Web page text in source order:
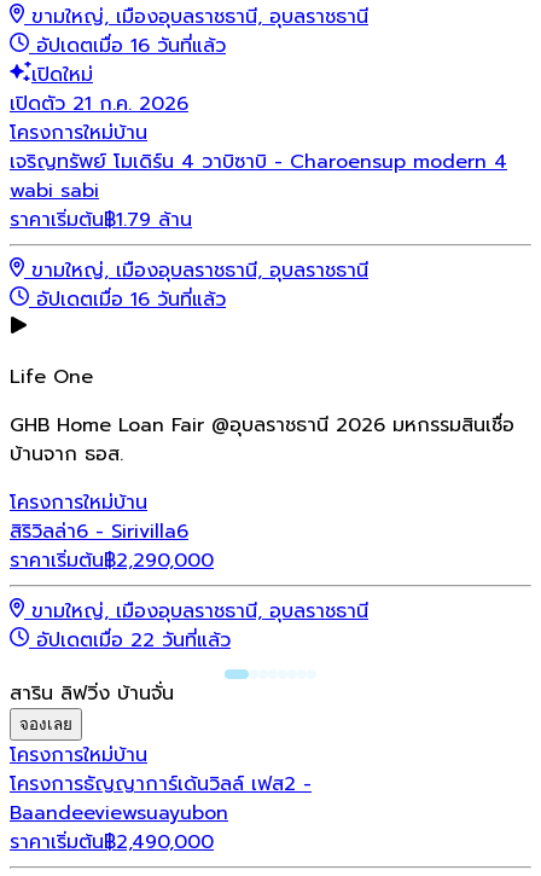
ขามใหญ่, เมืองอุบลราชธานี, อุบลราชธานี
อัปเดตเมื่อ 16 วันที่แล้ว
เปิดใหม่
เปิดตัว 21 ก.ค. 2026
โครงการใหม่บ้าน
เจริญทรัพย์ โมเดิร์น 4 วาบิซาบิ - Charoensup modern 4
wabi sabi
ราคาเริ่มต้น฿1.79 ล้าน
ขามใหญ่, เมืองอุบลราชธานี, อุบลราชธานี
อัปเดตเมื่อ 16 วันที่แล้ว
Life One
GHB Home Loan Fair @อุบลราชธานี 2026 มหกรรมสินเชื่อ
บ้านจาก ธอส.
โครงการใหม่บ้าน
สิริวิลล่า6 - Sirivilla6
ราคาเริ่มต้น฿2,290,000
ขามใหญ่, เมืองอุบลราชธานี, อุบลราชธานี
อัปเดตเมื่อ 22 วันที่แล้ว
สาริน ลิฟวิ่ง บ้านจั่น
จองเลย
โครงการใหม่บ้าน
โครงการธัญญาการ์เด้นวิลล์ เฟส2 -
Baandeeviewsuayubon
ราคาเริ่มต้น฿2,490,000